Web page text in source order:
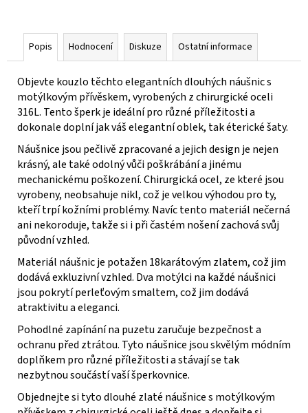
Popis Hodnocení Diskuze Ostatní informace
Objevte kouzlo těchto elegantních dlouhých náušnic s
motýlkovým přívěskem, vyrobených z chirurgické oceli
316L. Tento šperk je ideální pro různé příležitosti a
dokonale doplní jak váš elegantní oblek, tak éterické šaty.
Náušnice jsou pečlivě zpracované a jejich design je nejen
krásný, ale také odolný vůči poškrábání a jinému
mechanickému poškození. Chirurgická ocel, ze které jsou
vyrobeny, neobsahuje nikl, což je velkou výhodou pro ty,
kteří trpí kožními problémy. Navíc tento materiál nečerná
ani nekoroduje, takže si i při častém nošení zachová svůj
původní vzhled.
Materiál náušnic je potažen 18karátovým zlatem, což jim
dodává exkluzivní vzhled. Dva motýlci na každé náušnici
jsou pokrytí perleťovým smaltem, což jim dodává
atraktivitu a eleganci.
Pohodlné zapínání na puzetu zaručuje bezpečnost a
ochranu před ztrátou. Tyto náušnice jsou skvělým módním
doplňkem pro různé příležitosti a stávají se tak
nezbytnou součástí vaší šperkovnice.
Objednejte si tyto dlouhé zlaté náušnice s motýlkovým